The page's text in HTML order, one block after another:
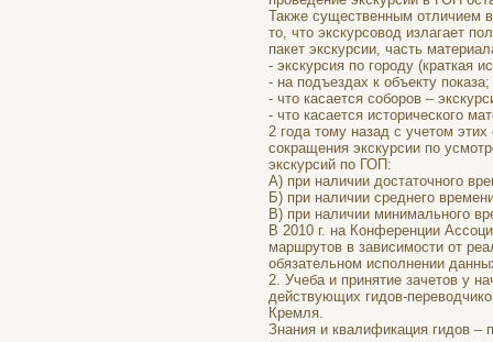
Также существенным отличием
то, что экскурсовод излагает
пакет экскурсии, часть
- экскурсия по городу (краткая
- на подъездах к объекту показа;
- что касается соборов –
- что касается исторического
2 года тому назад с учетом
сокращения экскурсии по
экскурсий по ГОП:
А) при наличии достаточного
Б) при наличии среднего
В) при наличии минимального
В 2010 г. на Конференции
маршрутов в зависимости от
обязательном исполнении
2. Учеба и принятие зачетов у
действующих гидов-
Кремля.
Знания и квалификация гидов –